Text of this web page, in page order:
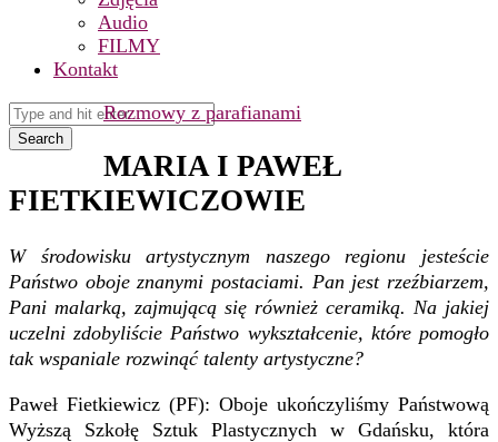
Audio
FILMY
Kontakt
Search
Rozmowy z parafianami
MARIA I PAWEŁ
FIETKIEWICZOWIE
W środowisku artystycznym naszego regionu jesteście
Państwo oboje znanymi postaciami. Pan jest rzeźbiarzem,
Pani malarką, zajmującą się również ceramiką. Na jakiej
uczelni zdobyliście Państwo wykształcenie, które pomogło
tak wspaniale rozwinąć talenty artystyczne?
Paweł Fietkiewicz (PF): Oboje ukończyliśmy Państwową
Wyższą Szkołę Sztuk Plastycznych w Gdańsku, która